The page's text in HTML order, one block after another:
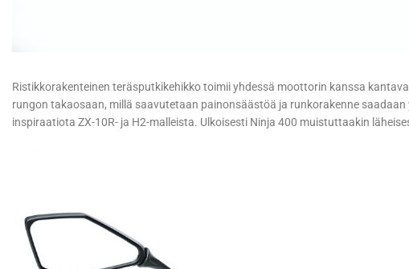
Ristikkorakenteinen teräsputkikehikko toimii yhdessä moottorin kanssa
rungon takaosaan, millä saavutetaan painonsäästöä ja runkorakenne
inspiraatiota ZX-10R- ja H2-malleista. Ulkoisesti Ninja 400 muistuttaakin